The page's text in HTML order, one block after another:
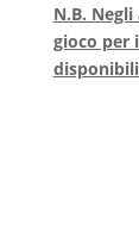
N.B.
gioco per